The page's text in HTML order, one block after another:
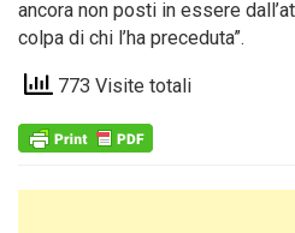
ancora non posti in essere
colpa di chi l’ha preceduta”.
773 Visite totali